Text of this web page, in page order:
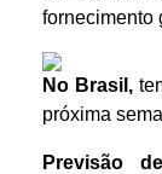
fornecimento
No Brasil,
próxima
Previsão